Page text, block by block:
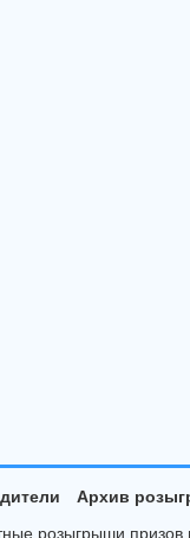
Архив
розыгрыши призов